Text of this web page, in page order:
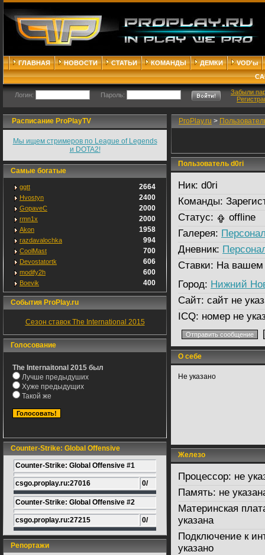
ГЛАВНАЯ НОВОСТИ СТАТЬИ КОМАНДЫ ДЕМКИ
VOD'ы
Логин: Пароль:
Забыли
Расписание ProPlayTV
Мы ищем стримеров по League of Legends
и DOTA2!
Самые богатые
ggtt 2664
Hvostyn 2400
GopaveC 2000
rmn1x 2000
Akon 1958
razdavalochka 994
CoolMast 700
Devostatortk 606
modify2h 600
Boevik 400
События ProPlay.ru
Сезон ставок The International 2015
Голосование
The Internaitonal 2015 был
Лучше предыдуших
Хуже предыдущих
Такой же
Counter-Strike: Global Offensive
Counter-Strike: Global Offensive #1
csgo.proplay.ru:27016 0/
Counter-Strike: Global Offensive #2
csgo.proplay.ru:27215 0/
Репортажи
ProPlay.ru >
Пользователь d0ri
Ник: d0ri
Команды:
Статус:
offline
Галерея:
Дневник:
Ставки: На вашем
Город: Нижний
Сайт: сайт не
ICQ: номер не
О себе
Не указано
Железо
Процессор: не
Память: не
Материнская
указана
Подключение к
указано